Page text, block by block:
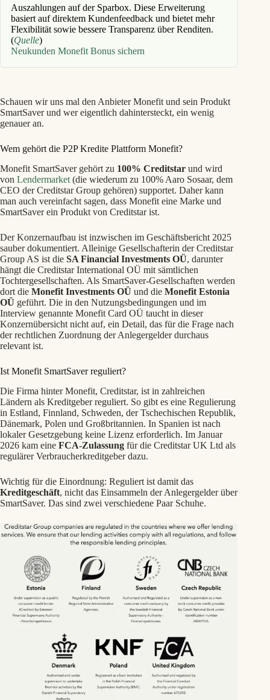
Auszahlungen auf der Sparbox. Diese Erweiterung
basiert auf direktem Kundenfeedback und bietet mehr
Flexibilität sowie bessere Transparenz über Renditen.
(Quelle)
Neukunden Monefit Bonus sichern
Schauen wir uns mal den Anbieter Monefit und sein Produkt
SmartSaver und wer eigentlich dahintersteckt, ein wenig
genauer an.
Wem gehört die P2P Kredite Plattform Monefit?
Monefit SmartSaver gehört zu 100% Creditstar und wird
von Lendermarket (die wiederum zu 100% Aaro Sosaar, dem
CEO der Creditstar Group gehören) supportet. Daher kann
man auch vereinfacht sagen, dass Monefit eine Marke und
SmartSaver ein Produkt von Creditstar ist.
Der Konzernaufbau ist inzwischen im Geschäftsbericht 2025
sauber dokumentiert. Alleinige Gesellschafterin der Creditstar
Group AS ist die SA Financial Investments OÜ, darunter
hängt die Creditstar International OÜ mit sämtlichen
Tochtergesellschaften. Als SmartSaver-Gesellschaften werden
dort die Monefit Investments OÜ und die Monefit Estonia
OÜ geführt. Die in den Nutzungsbedingungen und im
Interview genannte Monefit Card OÜ taucht in dieser
Konzernübersicht nicht auf, ein Detail, das für die Frage nach
der rechtlichen Zuordnung der Anlegergelder durchaus
relevant ist.
Ist Monefit SmartSaver reguliert?
Die Firma hinter Monefit, Creditstar, ist in zahlreichen
Ländern als Kreditgeber reguliert. So gibt es eine Regulierung
in Estland, Finnland, Schweden, der Tschechischen Republik,
Dänemark, Polen und Großbritannien. In Spanien ist nach
lokaler Gesetzgebung keine Lizenz erforderlich. Im Januar
2026 kam eine FCA-Zulassung für die Creditstar UK Ltd als
regulärer Verbraucherkreditgeber dazu.
Wichtig für die Einordnung: Reguliert ist damit das
Kreditgeschäft, nicht das Einsammeln der Anlegergelder über
SmartSaver. Das sind zwei verschiedene Paar Schuhe.